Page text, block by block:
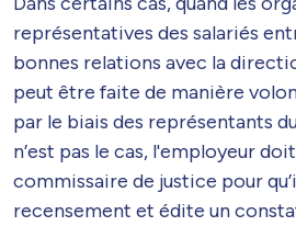
représentatives des salariés
bonnes relations avec la
peut être faite de manière
par le biais des représentants
n’est pas le cas, l'employeur
commissaire de justice pour
recensement et édite un